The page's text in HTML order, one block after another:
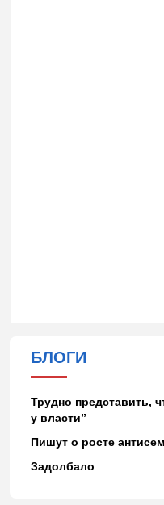
БЛОГИ
Трудно представить,
у власти”
Пишут о росте
Задолбало